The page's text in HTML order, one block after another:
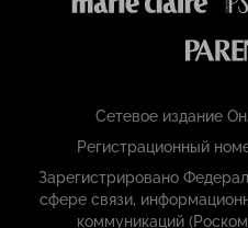
Сетевое издание
Регистрационный
Зарегистрировано
сфере связи,
коммуникаций